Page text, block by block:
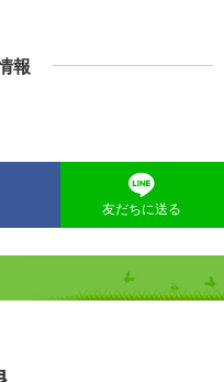
報
友だちに送る